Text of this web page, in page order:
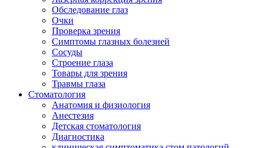
Обследование глаз
Очки
Проверка зрения
Симптомы глазных болезней
Сосуды
Строение глаза
Товары для зрения
Травмы глаза
Стоматология
Анатомия и физиология
Анестезия
Детская стоматология
Диагностика